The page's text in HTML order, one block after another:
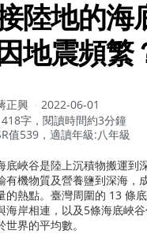
陸地的海
因地震頻繁
：
正興
2022-06-01
字，閱讀時間約3分鐘
值539，適讀年級:八年級
底峽谷是陸上沉積物搬運到
有機物質及營養鹽到深海，
的熱點。臺灣周圍的 13 條
海岸相連，以及5條海底峽
世界的平均數。